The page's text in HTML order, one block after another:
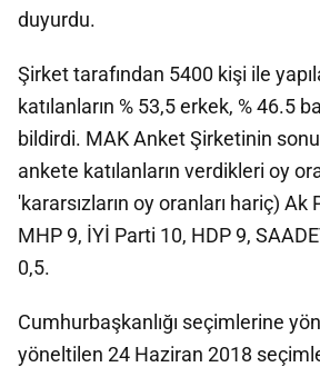
duyurdu.
Şirket tarafından 5400 kişi ile
katılanların % 53,5 erkek, % 46.5
bildirdi. MAK Anket Şirketinin
ankete katılanların verdikleri oy
'kararsızların oy oranları hariç) Ak
MHP 9, İYİ Parti 10, HDP 9,
0,5.
Cumhurbaşkanlığı seçimlerine
yöneltilen 24 Haziran 2018